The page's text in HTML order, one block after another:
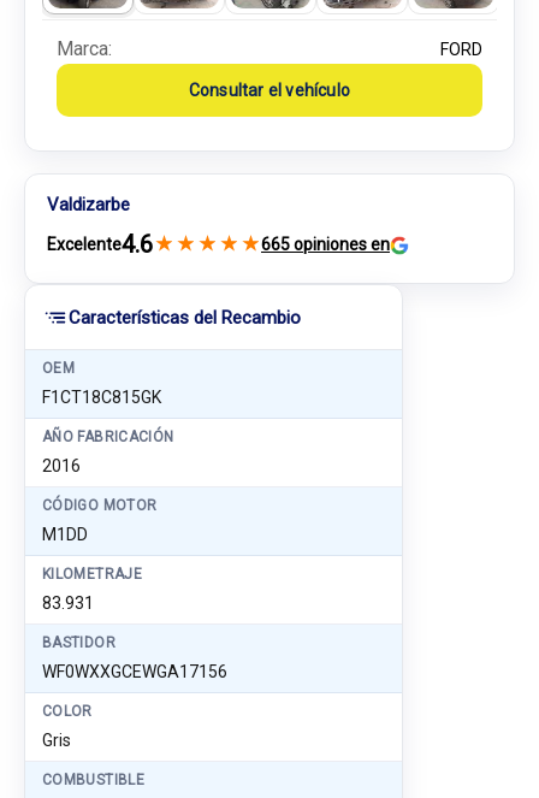
Características del Recambio
OEM
F1CT18C815GK
AÑO FABRICACIÓN
2016
CÓDIGO MOTOR
M1DD
KILOMETRAJE
83.931
BASTIDOR
WF0WXXGCEWGA17156
COLOR
Gris
COMBUSTIBLE
Marca: FORD
Consultar el vehículo
Valdizarbe
Excelente4.6★ ★ ★ ★ ★665 opiniones en